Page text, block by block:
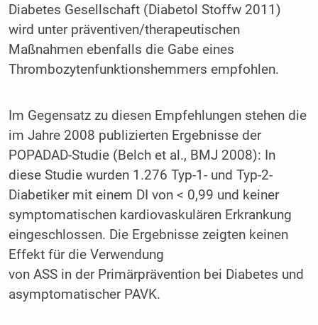
Diabetes Gesellschaft (Diabetol Stoffw 2011)
wird unter präventiven/therapeutischen
Maßnahmen ebenfalls die Gabe eines
Thrombozytenfunktionshemmers empfohlen.
Im Gegensatz zu diesen Empfehlungen stehen die
im Jahre 2008 publizierten Ergebnisse der
POPADAD-Studie (Belch et al., BMJ 2008): In
diese Studie wurden 1.276 Typ-1- und Typ-2-
Diabetiker mit einem DI von < 0,99 und keiner
symptomatischen kardiovaskulären Erkrankung
eingeschlossen. Die Ergebnisse zeigten keinen
Effekt für die Verwendung
von ASS in der Primärprävention bei Diabetes und
asymptomatischer PAVK.